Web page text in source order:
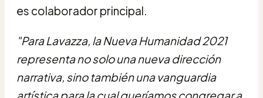
es colaborador principal.
"Para Lavazza, la Nueva Humanidad 2021
representa no solo una nueva dirección
narrativa, sino también una vanguardia
artística para la cual queríamos congregar a